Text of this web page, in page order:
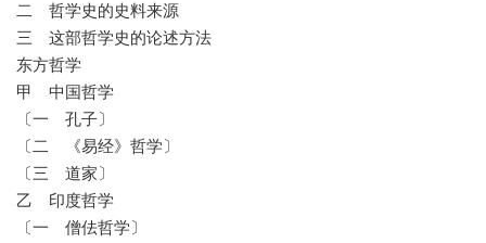
二 哲学史的史料来源
三 这部哲学史的论述方法
东方哲学
甲 中国哲学
〔一 孔子〕
〔二 《易经》哲学〕
〔三 道家〕
乙 印度哲学
〔一 僧佉哲学〕